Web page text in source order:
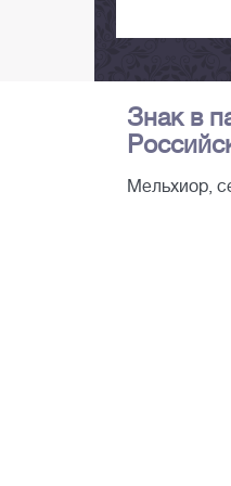
Знак в
Мельхиор,